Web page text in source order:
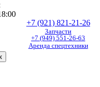
+7 (921) 821-21-26
Запчасти
+7 (949) 551-26-63
Аренда спецтехники